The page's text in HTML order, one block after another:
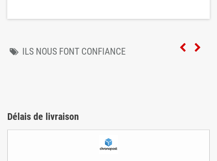
ILS NOUS FONT CONFIANCE
Délais de livraison